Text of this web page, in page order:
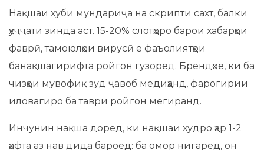
Нақшаи хуби мундариҷа на скрипти сахт, балки
ҳуҷҷати зинда аст. 15-20% слотҳоро барои хабарҳои
фаврӣ, тамоюлҳои вирусӣ ё фаъолиятҳои
банақшагирифта ройгон гузоред. Брендҳое, ки ба
чизҳои мувофиқ зуд ҷавоб медиҳанд, фарогирии
иловагиро ба таври ройгон мегиранд.
Инчунин нақша доред, ки нақшаи худро ҳар 1-2
ҳафта аз нав дида бароед: ба омор нигаред, он